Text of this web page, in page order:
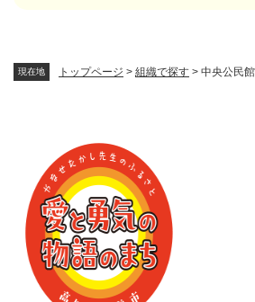
現在地 トップページ > 組織で探す > 中央公民館